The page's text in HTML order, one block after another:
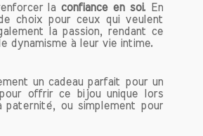
des obstacles
en soi. Elle
de s'affirmer
En
et prêt
la confiance en soi. En
choix pour ceux qui veulent
la passion, rendant ce
dynamisme à leur vie intime.
un cadeau parfait pour un
offrir ce bijou unique lors
paternité, ou simplement pour